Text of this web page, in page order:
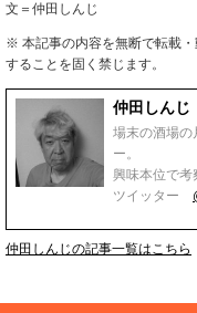
文＝仲田しんじ
※ 本記事の内容を無断で転載
することを固く禁じます。
仲田しんじ
場末の酒場の
ー。
興味本位で考
ツイッター
仲田しんじの記事一覧はこちら